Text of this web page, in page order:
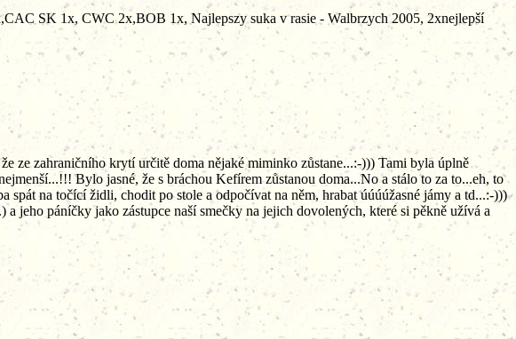
SK 1x, CWC 2x,BOB 1x, Najlepszy suka v rasie - Walbrzych 2005, 2xnejlepší
ze zahraničního krytí určitě doma nějaké miminko zůstane...:-))) Tami byla úplně
Bylo jasné, že s bráchou Kefírem zůstanou doma...No a stálo to za to...eh, to
na točící židli, chodit po stole a odpočívat na něm, hrabat úúúúžasné jámy a td...:-)))
jeho páníčky jako zástupce naší smečky na jejich dovolených, které si pěkně užívá a